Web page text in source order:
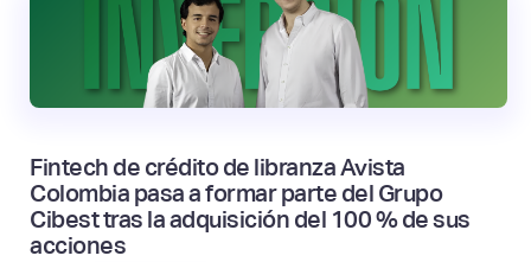
Fintech de crédito de libranza Avista
Colombia pasa a formar parte del Grupo
Cibest tras la adquisición del 100 % de sus
acciones